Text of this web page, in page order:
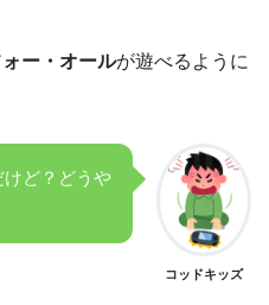
ー・オールが遊べるように
けど？どうや
コッドキッズ